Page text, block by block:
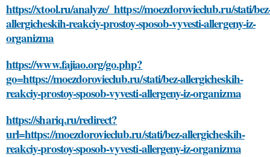
https://xtool.ru/analyze/_https://moezdorovieclub.ru/stati/
allergicheskih-reakciy-prostoy-sposob-vyvesti-allergeny-iz-
organizma
https://www.fajiao.org/go.php?
go=https://moezdorovieclub.ru/stati/bez-allergicheskih-
reakciy-prostoy-sposob-vyvesti-allergeny-iz-organizma
https://shariq.ru/redirect?
url=https://moezdorovieclub.ru/stati/bez-allergicheskih-
reakciy-prostoy-sposob-vyvesti-allergeny-iz-organizma